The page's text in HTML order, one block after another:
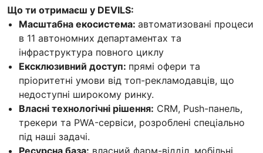
Що ти отримаєш у DEVILS:
Масштабна екосистема: автоматизовані процеси
в 11 автономних департаментах та
інфраструктура повного циклу
Ексклюзивний доступ: прямі офери та
пріоритетні умови від топ-рекламодавців, що
недоступні широкому ринку.
Власні технологічні рішення: CRM, Push-панель,
трекери та PWA-сервіси, розроблені спеціально
під наші задачі.